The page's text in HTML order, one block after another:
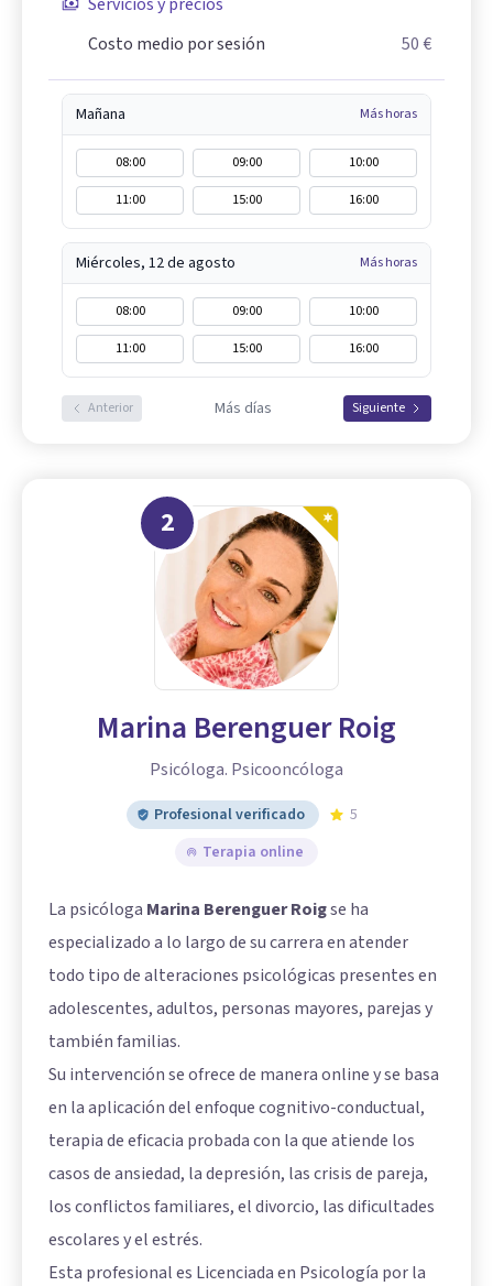
Costo medio por sesión
50 €
Mañana Más horas
08:00 09:00
10:00
11:00
15:00 16:00
Miércoles, 12 de agosto Más horas
08:00 09:00
10:00
11:00
15:00 16:00
Anterior Más días Siguiente
2
Marina Berenguer Roig
Psicóloga. Psicooncóloga
Profesional verificado
5
Terapia online
La psicóloga Marina Berenguer Roigse ha
especializado a lo largo de su carrera en atender
todo tipo de alteraciones psicológicas presentes en
adolescentes, adultos, personas mayores, parejas y
también familias.
Su intervención se ofrece de manera online y se basa
en la aplicación del enfoque cognitivo-conductual,
terapia de eficacia probada con la que atiende los
casos de ansiedad, la depresión, las crisis de pareja,
los conflictos familiares, el divorcio, las dificultades
escolares y el estrés.
Esta profesional es Licenciada en Psicología por la